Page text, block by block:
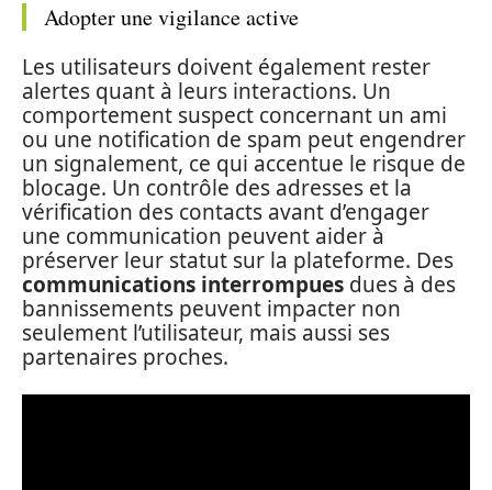
Adopter une vigilance active
Les utilisateurs doivent également rester
alertes quant à leurs interactions. Un
comportement suspect concernant un ami
ou une notification de spam peut engendrer
un signalement, ce qui accentue le risque de
blocage. Un contrôle des adresses et la
vérification des contacts avant d’engager
une communication peuvent aider à
préserver leur statut sur la plateforme. Des
communications interrompues dues à des
bannissements peuvent impacter non
seulement l’utilisateur, mais aussi ses
partenaires proches.